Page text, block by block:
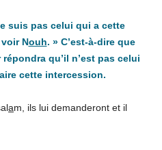
suis pas celui qui a cette
Nouh. » C’est-à-dire que
répondra qu’il n’est pas celui
cette intercession.
am, ils lui demanderont et il